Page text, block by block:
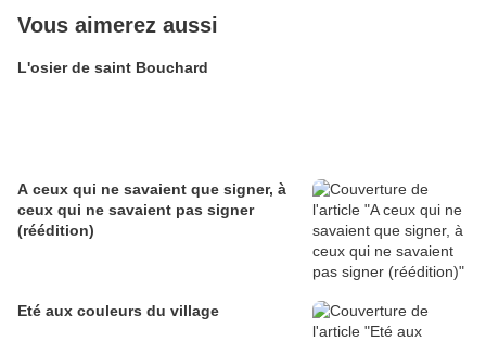
Vous aimerez aussi
L'osier de saint Bouchard
A ceux qui ne savaient que signer, à
ceux qui ne savaient pas signer
(réédition)
Eté aux couleurs du village